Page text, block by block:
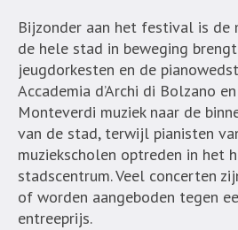
Bijzonder aan het festival is de
de hele stad in beweging
jeugdorkesten en de
Accademia d’Archi di Bolzano
Monteverdi muziek naar de
van de stad, terwijl pianisten
muziekscholen optreden in het
stadscentrum. Veel concerten
of worden aangeboden tegen
entreeprijs.